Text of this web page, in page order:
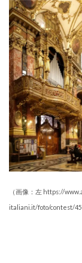
（画像：左 https://
italiani.it/foto/contest/